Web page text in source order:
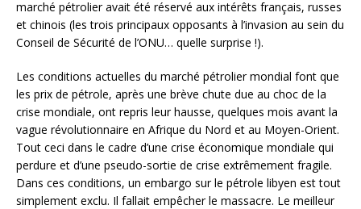
marché pétrolier avait été réservé aux intérêts français, russes
et chinois (les trois principaux opposants à l’invasion au sein du
Conseil de Sécurité de l’ONU… quelle surprise !).
Les conditions actuelles du marché pétrolier mondial font que
les prix de pétrole, après une brève chute due au choc de la
crise mondiale, ont repris leur hausse, quelques mois avant la
vague révolutionnaire en Afrique du Nord et au Moyen-Orient.
Tout ceci dans le cadre d’une crise économique mondiale qui
perdure et d’une pseudo-sortie de crise extrêmement fragile.
Dans ces conditions, un embargo sur le pétrole libyen est tout
simplement exclu. Il fallait empêcher le massacre. Le meilleur